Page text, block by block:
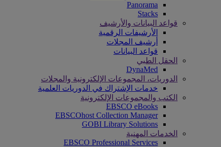
Panorama
Stacks
قواعد البيانات والأرشيف
الأرشيفات الرقمية
أرشيف المجلات
قواعد البيانات
الحقل الطبي
DynaMed
الدوريات، المجموعات الإلكترونية والمجلات
خدمات الإشتراك في الدوريات العلمية
الكتب والمجموعات الإلكترونية
EBSCO eBooks
EBSCOhost Collection Manager
GOBI Library Solutions
الخدمات المهنية
EBSCO Professional Services